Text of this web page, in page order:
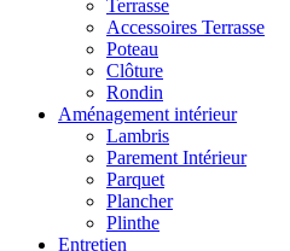
Terrasse
Accessoires Terrasse
Poteau
Clôture
Rondin
Aménagement intérieur
Lambris
Parement Intérieur
Parquet
Plancher
Plinthe
Entretien